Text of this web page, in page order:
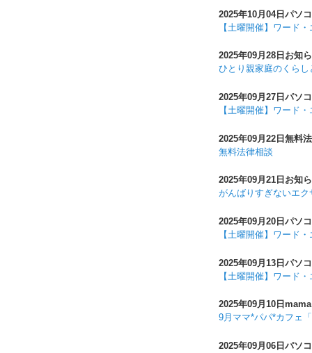
2025年10月04日 パソ
【土曜開催】ワード
2025年09月28日 お知
ひとり親家庭のくら
2025年09月27日 パソ
【土曜開催】ワード
2025年09月22日無料
無料法律相談
2025年09月21日 お知
がんばりすぎないエク
2025年09月20日 パソ
【土曜開催】ワード
2025年09月13日パソ
【土曜開催】ワード
2025年09月10日
9月ママ*パパ*カフェ
2025年09月06日 パソ